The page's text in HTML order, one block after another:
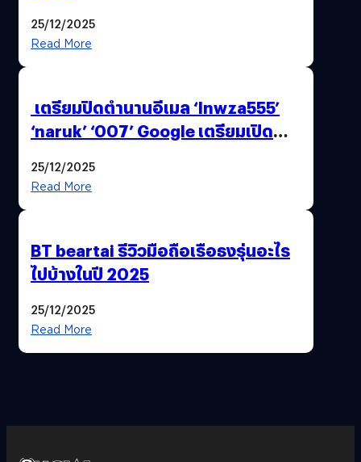
25/12/2025
Read More
เตรียมปิดตำนานอีเมล ‘lnwza555’
‘naruk’ ‘007’ Google เตรียมเปิด
25/12/2025
Read More
BT beartai รีวิวมือถือเรือธงรุ่นอะไร
ไปบ้างในปี 2025
25/12/2025
Read More